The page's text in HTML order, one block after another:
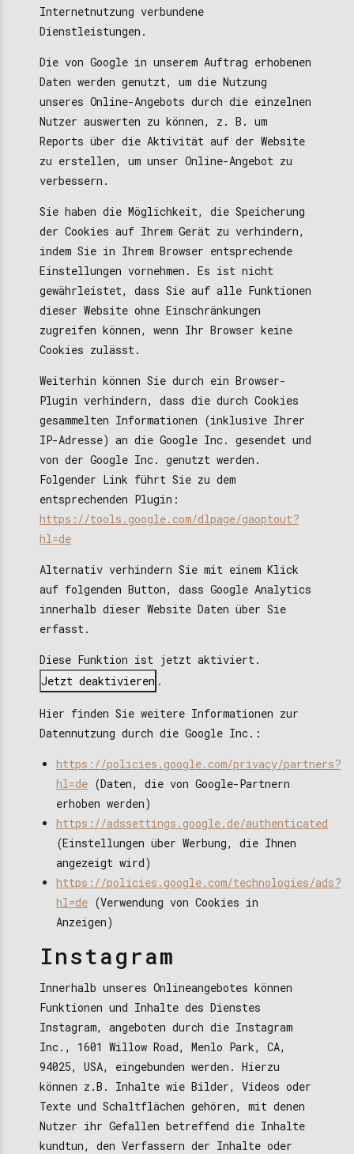
Internetnutzung verbundene
Dienstleistungen.
Die von Google in unserem Auftrag erhobenen
Daten werden genutzt, um die Nutzung
unseres Online-Angebots durch die einzelnen
Nutzer auswerten zu können, z. B. um
Reports über die Aktivität auf der Website
zu erstellen, um unser Online-Angebot zu
verbessern.
Sie haben die Möglichkeit, die Speicherung
der Cookies auf Ihrem Gerät zu verhindern,
indem Sie in Ihrem Browser entsprechende
Einstellungen vornehmen. Es ist nicht
gewährleistet, dass Sie auf alle Funktionen
dieser Website ohne Einschränkungen
zugreifen können, wenn Ihr Browser keine
Cookies zulässt.
Weiterhin können Sie durch ein Browser-
Plugin verhindern, dass die durch Cookies
gesammelten Informationen (inklusive Ihrer
IP-Adresse) an die Google Inc. gesendet und
von der Google Inc. genutzt werden.
Folgender Link führt Sie zu dem
entsprechenden Plugin:
https://tools.google.com/dlpage/gaoptout?
hl=de
Alternativ verhindern Sie mit einem Klick
auf folgenden Button, dass Google Analytics
innerhalb dieser Website Daten über Sie
erfasst.
Diese Funktion ist jetzt aktiviert.
Jetzt deaktivieren .
Hier finden Sie weitere Informationen zur
Datennutzung durch die Google Inc.:
https://policies.google.com/privacy/partners?
hl=de (Daten, die von Google-Partnern
erhoben werden)
https://adssettings.google.de/authenticated
(Einstellungen über Werbung, die Ihnen
angezeigt wird)
https://policies.google.com/technologies/ads?
hl=de (Verwendung von Cookies in
Anzeigen)
Instagram
Innerhalb unseres Onlineangebotes können
Funktionen und Inhalte des Dienstes
Instagram, angeboten durch die Instagram
Inc., 1601 Willow Road, Menlo Park, CA,
94025, USA, eingebunden werden. Hierzu
können z.B. Inhalte wie Bilder, Videos oder
Texte und Schaltflächen gehören, mit denen
Nutzer ihr Gefallen betreffend die Inhalte
kundtun, den Verfassern der Inhalte oder